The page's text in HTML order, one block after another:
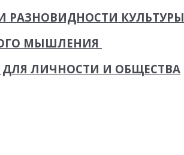
РАЗНОВИДНОСТИ КУЛЬТУРЫ
МЫШЛЕНИЯ
ДЛЯ ЛИЧНОСТИ И ОБЩЕСТВА